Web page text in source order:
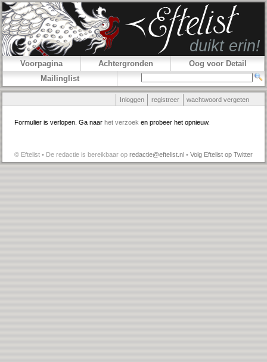
Voorpagina Achtergronden
Oog voor Detail
Mailinglist
Inloggen registreer wachtwoord vergeten
Formulier is verlopen. Ga naar het verzoek en probeer het opnieuw.
© Eftelist • De redactie is bereikbaar op redactie@eftelist.nl • Volg Eftelist op Twitter